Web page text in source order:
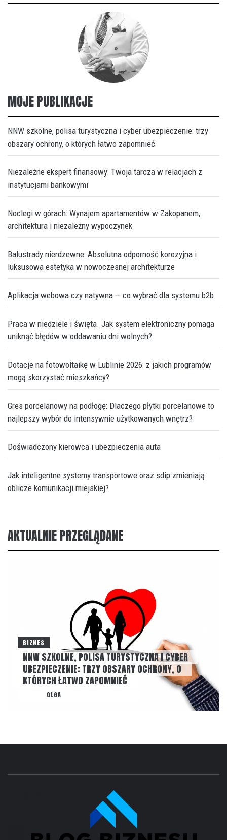
MOJE PUBLIKACJE
NNW szkolne, polisa turystyczna i cyber ubezpieczenie: trzy
obszary ochrony, o których łatwo zapomnieć
Niezależne ekspert finansowy: Twoja tarcza w relacjach z
instytucjami bankowymi
Noclegi w górach: Wynajem apartamentów w Zakopanem,
architektura i niezależny wypoczynek
Balustrady nierdzewne: Absolutna odporność korozyjna i
luksusowa estetyka w nowoczesnej architekturze
Aplikacja webowa czy natywna — co wybrać dla systemu b2b
Praca w niedziele i święta. Jak system elektroniczny pomaga
uniknąć błędów w oddawaniu dni wolnych?
Dotacje na fotowoltaikę w Lublinie 2026: z jakich programów
mogą skorzystać mieszkańcy?
Gres porcelanowy na podłogę: Dlaczego płytki porcelanowe to
najlepszy wybór do intensywnie użytkowanych wnętrz?
Doświadczony kierowca i ubezpieczenia auta
Jak inteligentne systemy transportowe oraz sdip zmieniają
oblicze komunikacji miejskiej?
AKTUALNIE PRZEGLĄDANE
BIZNES
NNW SZKOLNE, POLISA TURYSTYCZNA I CYBER
UBEZPIECZENIE: TRZY OBSZARY OCHRONY, O
KTÓRYCH ŁATWO ZAPOMNIEĆ
OLGA